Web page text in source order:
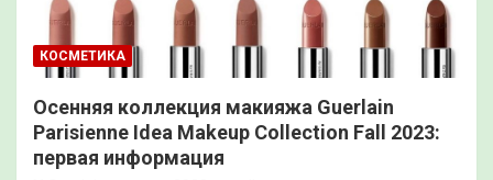
КОСМЕТИКА
Осенняя коллекция макияжа Guerlain
Parisienne Idea Makeup Collection Fall 2023:
первая информация